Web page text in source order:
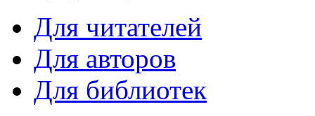
Для читателей
Для авторов
Для библиотек